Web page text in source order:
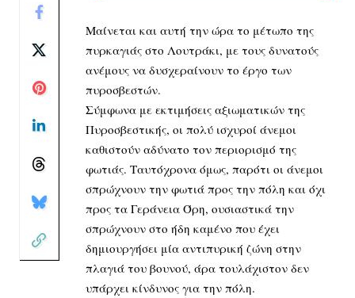
Μαίνεται και αυτή την ώρα το μέτωπο της
πυρκαγιάς στο Λουτράκι, με τους δυνατούς
ανέμους να δυσχεραίνουν το έργο των
πυροσβεστών.
Σύμφωνα με εκτιμήσεις αξιωματικών της
Πυροσβεστικής, οι πολύ ισχυροί άνεμοι
καθιστούν αδύνατο τον περιορισμό της
φωτιάς. Ταυτόχρονα όμως, παρότι οι άνεμοι
σπρώχνουν την φωτιά προς την πόλη και όχι
προς τα Γεράνεια Όρη, ουσιαστικά την
σπρώχνουν στο ήδη καμένο που έχει
δημιουργήσει μία αντιπυρική ζώνη στην
πλαγιά του βουνού, άρα τουλάχιστον δεν
υπάρχει κίνδυνος για την πόλη.